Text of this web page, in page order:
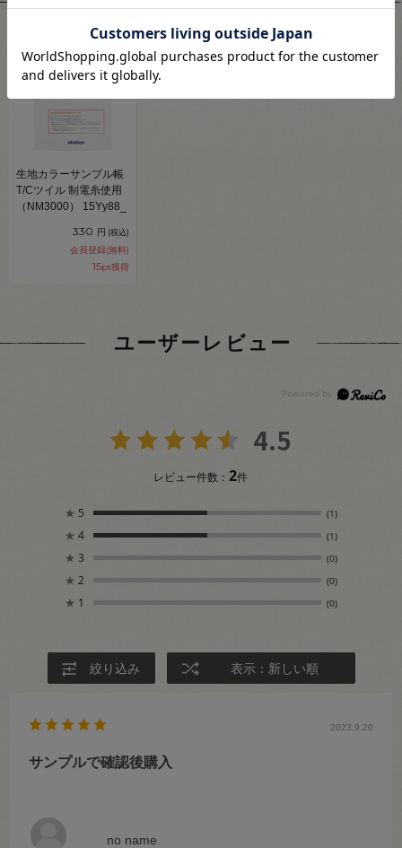
生地カラーサンプル帳
T/Cツイル 制電糸使用
（NM3000） 15Yy88_
330 円 (税込)
会員登録(無料)
15pt獲得
ユーザーレビュー
4.5
レビュー件数：2件
★ 5 (1)
★ 4 (1)
★ 3 (0)
★ 2 (0)
★ 1 (0)
絞り込み 表示：新しい順
no name
2023.9.20
サンプルで確認後購入